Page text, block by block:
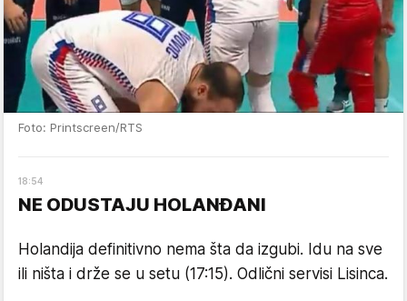
Foto: Printscreen/RTS
18:54
NE ODUSTAJU HOLANĐANI
Holandija definitivno nema šta da izgubi. Idu na sve
ili ništa i drže se u setu (17:15). Odlični servisi Lisinca.